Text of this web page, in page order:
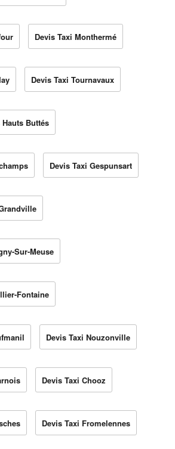
Devis Taxi Monthermé
Devis Taxi Tournavaux
Buttés
Devis Taxi Gespunsart
Sur-Meuse
Fontaine
Devis Taxi Nouzonville
Devis Taxi Chooz
Devis Taxi Fromelennes